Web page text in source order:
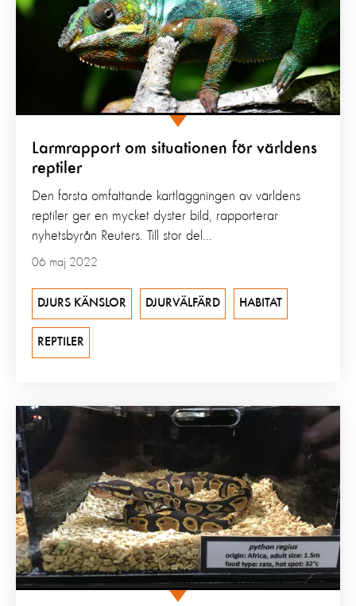
Larmrapport om situationen för världens
reptiler
06 maj 2022
Den första omfattande kartläggningen av världens
reptiler ger en mycket dyster bild, rapporterar
nyhetsbyrån Reuters. Till stor del...
DJURS KÄNSLOR DJURVÄLFÄRD HABITAT
REPTILER